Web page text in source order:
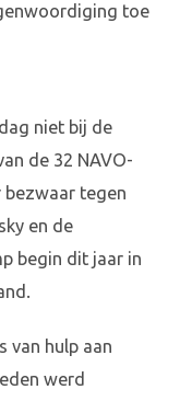
toe
niet bij de
de 32 NAVO-
bezwaar tegen
en de
begin dit jaar in
van hulp aan
werd